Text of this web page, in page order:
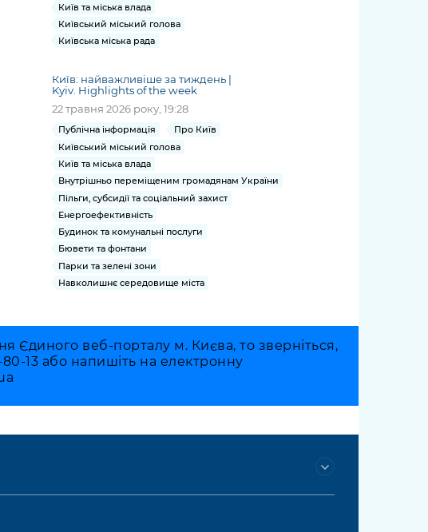
Київ та міська влада
Київський міський голова
Київська міська рада
Київ: найважливіше за тиждень |
Kyiv. Highlights of the week
22 травня 2026 року, 19:28
Публічна інформація
Про Київ
Київський міський голова
Київ та міська влада
Внутрішньо переміщеним громадянам України
Пільги, субсидії та соціальний захист
Енергоефективність
Будинок та комунальні послуги
Бювети та фонтани
Парки та зелені зони
Навколишнє середовище міста
Єдиного веб-порталу м. Києва, то зверніться,
13 або напишіть на електронну